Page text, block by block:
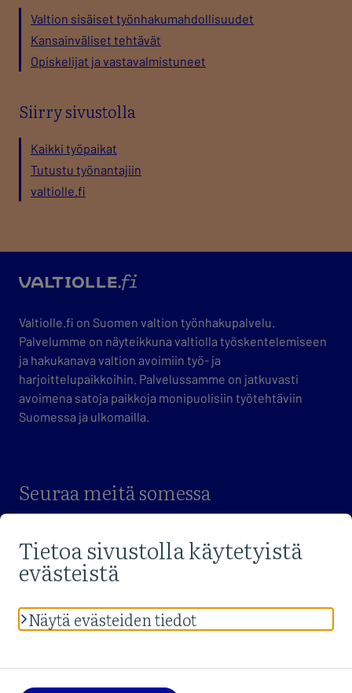
Valtion sisäiset työnhakumahdollisuudet
Kansainväliset tehtävät
Opiskelijat ja vastavalmistuneet
Siirry sivustolla
Kaikki työpaikat
Tutustu työnantajiin
valtiolle.fi
valtio
Valtiolle.fi on Suomen valtion työnhakupalvelu.
Palvelumme on näyteikkuna valtiolla työskentelemiseen
ja hakukanava valtion avoimiin työ- ja
harjoittelupaikkoihin. Palvelussamme on jatkuvasti
avoimena satoja paikkoja monipuolisiin työtehtäviin
Suomessa ja ulkomailla.
Seuraa meitä somessa
Lue palveluntietosuojaselosteetsekä
Annapalautettasivustosta tai saavutettavuudesta.